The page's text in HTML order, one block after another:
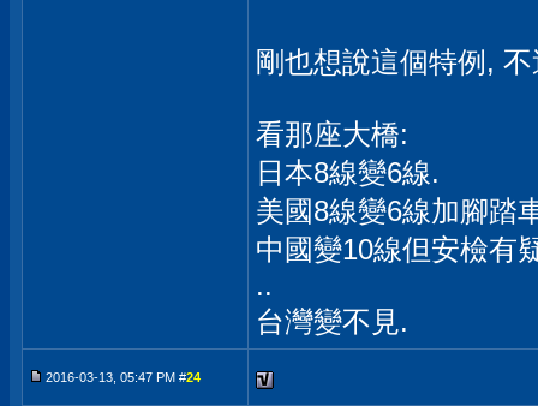
剛也想說這個特例,
看那座大橋:
日本8線變6線.
美國8線變6線加腳踏
中國變10線但安檢有
..
台灣變不見.
2016-03-13, 05:47 PM #24